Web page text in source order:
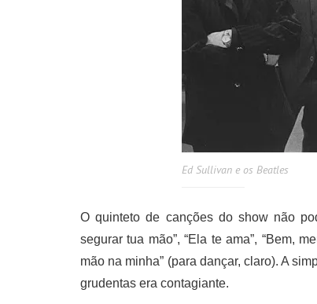
Ed Sullivan e os Beatles
O quinteto de canções do show não
segurar tua mão”, “Ela te ama”, “Bem,
mão na minha” (para dançar, claro). A
grudentas era contagiante.